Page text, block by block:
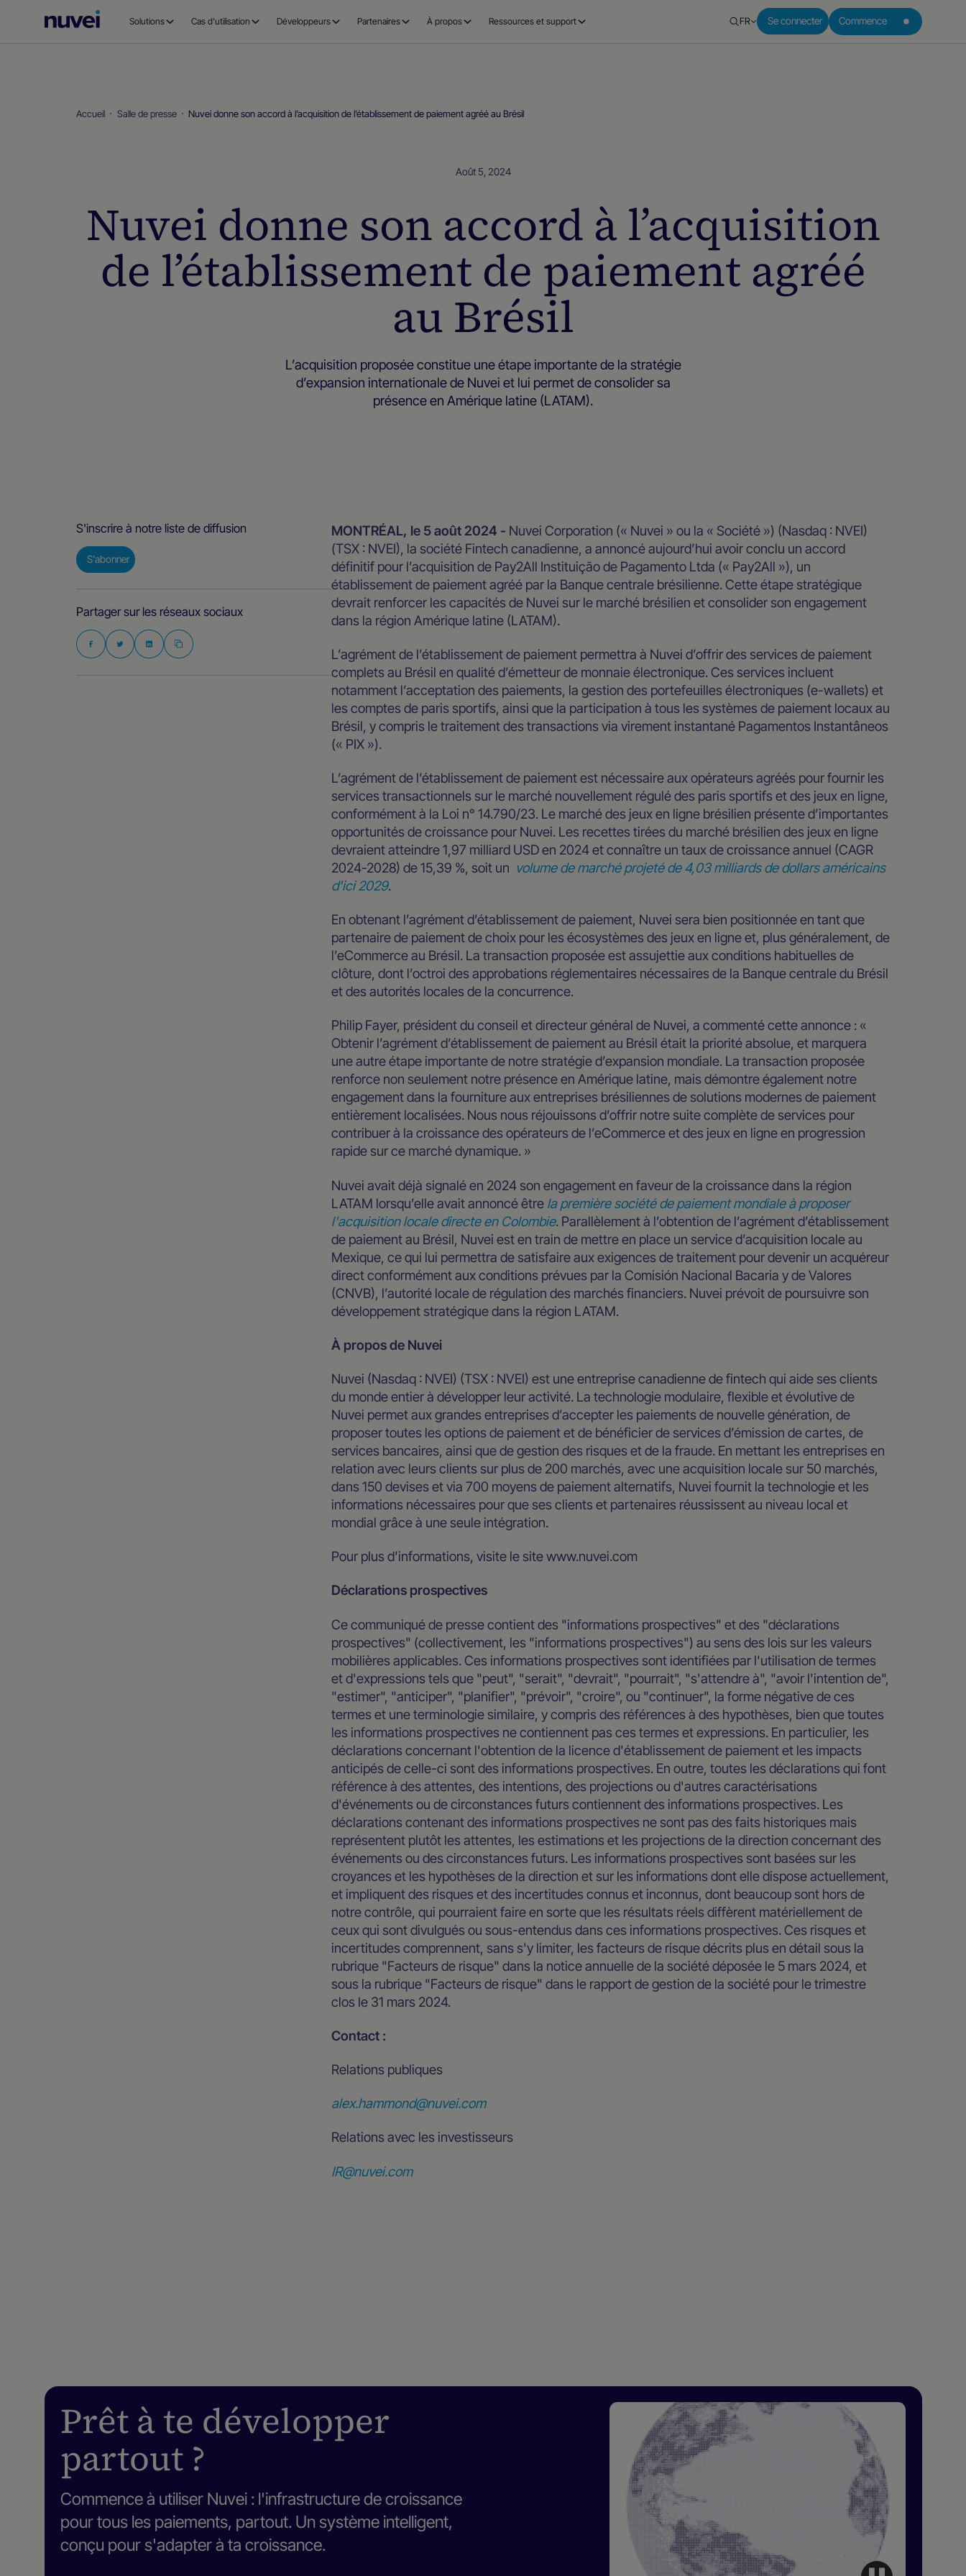
Page
Solutions Cas d’utilisation Développeurs Partenaires À propos Ressources et support FR Se connecter Commence
Accueil Salle de presse Nuvei donne son accord à l’acquisition de l’établissement de paiement agréé au Brésil
Août 5, 2024
Nuvei donne son accord à l’acquisition
de l’établissement de paiement agréé
au Brésil
L’acquisition proposée constitue une étape importante de la stratégie
d’expansion internationale de Nuvei et lui permet de consolider sa
présence en Amérique latine (LATAM).
S'inscrire à notre liste de diffusion
S'abonner
Partager sur les réseaux sociaux
MONTRÉAL, le 5 août 2024 - Nuvei Corporation (« Nuvei » ou la « Société ») (Nasdaq : NVEI)
(TSX : NVEI), la société Fintech canadienne, a annoncé aujourd’hui avoir conclu un accord
définitif pour l’acquisition de Pay2All Instituição de Pagamento Ltda (« Pay2All »), un
établissement de paiement agréé par la Banque centrale brésilienne. Cette étape stratégique
devrait renforcer les capacités de Nuvei sur le marché brésilien et consolider son engagement
dans la région Amérique latine (LATAM).
L’agrément de l’établissement de paiement permettra à Nuvei d’offrir des services de paiement
complets au Brésil en qualité d’émetteur de monnaie électronique. Ces services incluent
notamment l’acceptation des paiements, la gestion des portefeuilles électroniques (e-wallets) et
les comptes de paris sportifs, ainsi que la participation à tous les systèmes de paiement locaux au
Brésil, y compris le traitement des transactions via virement instantané Pagamentos Instantâneos
(« PIX »).
L’agrément de l’établissement de paiement est nécessaire aux opérateurs agréés pour fournir les
services transactionnels sur le marché nouvellement régulé des paris sportifs et des jeux en ligne,
conformément à la Loi n° 14.790/23. Le marché des jeux en ligne brésilien présente d’importantes
opportunités de croissance pour Nuvei. Les recettes tirées du marché brésilien des jeux en ligne
devraient atteindre 1,97 milliard USD en 2024 et connaître un taux de croissance annuel (CAGR
2024-2028) de 15,39 %, soit un volume de marché projeté de 4,03 milliards de dollars américains
d'ici 2029.
En obtenant l’agrément d’établissement de paiement, Nuvei sera bien positionnée en tant que
partenaire de paiement de choix pour les écosystèmes des jeux en ligne et, plus généralement, de
l’eCommerce au Brésil. La transaction proposée est assujettie aux conditions habituelles de
clôture, dont l’octroi des approbations réglementaires nécessaires de la Banque centrale du Brésil
et des autorités locales de la concurrence.
Philip Fayer, président du conseil et directeur général de Nuvei, a commenté cette annonce : «
Obtenir l’agrément d’établissement de paiement au Brésil était la priorité absolue, et marquera
une autre étape importante de notre stratégie d’expansion mondiale. La transaction proposée
renforce non seulement notre présence en Amérique latine, mais démontre également notre
engagement dans la fourniture aux entreprises brésiliennes de solutions modernes de paiement
entièrement localisées. Nous nous réjouissons d’offrir notre suite complète de services pour
contribuer à la croissance des opérateurs de l’eCommerce et des jeux en ligne en progression
rapide sur ce marché dynamique. »
Nuvei avait déjà signalé en 2024 son engagement en faveur de la croissance dans la région
LATAM lorsqu’elle avait annoncé être la première société de paiement mondiale à proposer
l'acquisition locale directe en Colombie. Parallèlement à l’obtention de l’agrément d’établissement
de paiement au Brésil, Nuvei est en train de mettre en place un service d’acquisition locale au
Mexique, ce qui lui permettra de satisfaire aux exigences de traitement pour devenir un acquéreur
direct conformément aux conditions prévues par la Comisión Nacional Bacaria y de Valores
(CNVB), l’autorité locale de régulation des marchés financiers. Nuvei prévoit de poursuivre son
développement stratégique dans la région LATAM.
À propos de Nuvei
Nuvei (Nasdaq : NVEI) (TSX : NVEI) est une entreprise canadienne de fintech qui aide ses clients
du monde entier à développer leur activité. La technologie modulaire, flexible et évolutive de
Nuvei permet aux grandes entreprises d’accepter les paiements de nouvelle génération, de
proposer toutes les options de paiement et de bénéficier de services d’émission de cartes, de
services bancaires, ainsi que de gestion des risques et de la fraude. En mettant les entreprises en
relation avec leurs clients sur plus de 200 marchés, avec une acquisition locale sur 50 marchés,
dans 150 devises et via 700 moyens de paiement alternatifs, Nuvei fournit la technologie et les
informations nécessaires pour que ses clients et partenaires réussissent au niveau local et
mondial grâce à une seule intégration.
Pour plus d'informations, visite le site www.nuvei.com
Déclarations prospectives
Ce communiqué de presse contient des "informations prospectives" et des "déclarations
prospectives" (collectivement, les "informations prospectives") au sens des lois sur les valeurs
mobilières applicables. Ces informations prospectives sont identifiées par l'utilisation de termes
et d'expressions tels que "peut", "serait", "devrait", "pourrait", "s'attendre à", "avoir l'intention de",
"estimer", "anticiper", "planifier", "prévoir", "croire", ou "continuer", la forme négative de ces
termes et une terminologie similaire, y compris des références à des hypothèses, bien que toutes
les informations prospectives ne contiennent pas ces termes et expressions. En particulier, les
déclarations concernant l'obtention de la licence d'établissement de paiement et les impacts
anticipés de celle-ci sont des informations prospectives. En outre, toutes les déclarations qui font
référence à des attentes, des intentions, des projections ou d'autres caractérisations
d'événements ou de circonstances futurs contiennent des informations prospectives. Les
déclarations contenant des informations prospectives ne sont pas des faits historiques mais
représentent plutôt les attentes, les estimations et les projections de la direction concernant des
événements ou des circonstances futurs. Les informations prospectives sont basées sur les
croyances et les hypothèses de la direction et sur les informations dont elle dispose actuellement,
et impliquent des risques et des incertitudes connus et inconnus, dont beaucoup sont hors de
notre contrôle, qui pourraient faire en sorte que les résultats réels diffèrent matériellement de
ceux qui sont divulgués ou sous-entendus dans ces informations prospectives. Ces risques et
incertitudes comprennent, sans s'y limiter, les facteurs de risque décrits plus en détail sous la
rubrique "Facteurs de risque" dans la notice annuelle de la société déposée le 5 mars 2024, et
sous la rubrique "Facteurs de risque" dans le rapport de gestion de la société pour le trimestre
clos le 31 mars 2024.
Contact :
Relations publiques
alex.hammond@nuvei.com
Relations avec les investisseurs
IR@nuvei.com
Prêt à te développer
partout ?
Commence à utiliser Nuvei : l'infrastructure de croissance
pour tous les paiements, partout. Un système intelligent,
conçu pour s'adapter à ta croissance.